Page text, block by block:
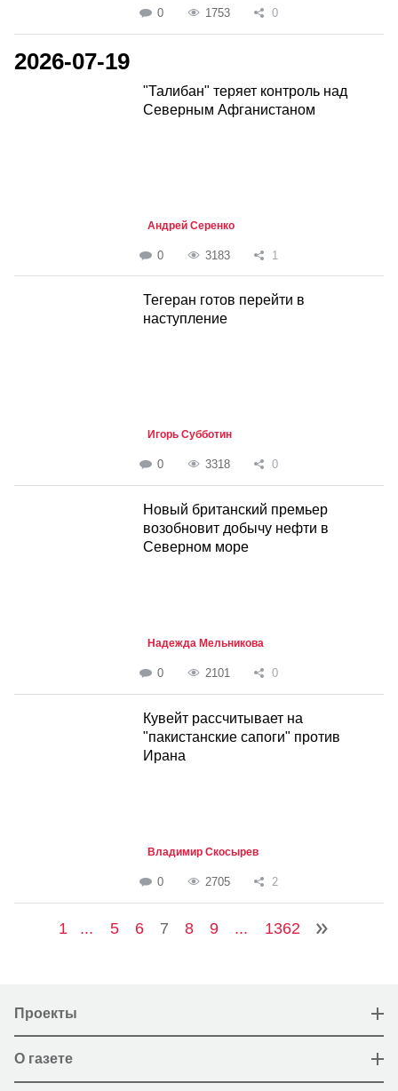
0 1753 0
2026-07-19
"Талибан" теряет контроль над
Северным Афганистаном
Андрей Серенко
0 3183 1
Тегеран готов перейти в
наступление
Игорь Субботин
0 3318 0
Новый британский премьер
возобновит добычу нефти в
Северном море
Надежда Мельникова
0 2101 0
Кувейт рассчитывает на
"пакистанские сапоги" против
Ирана
Владимир Скосырев
0 2705 2
1 ... 5 6 7 8 9 ... 1362
Проекты
О газете